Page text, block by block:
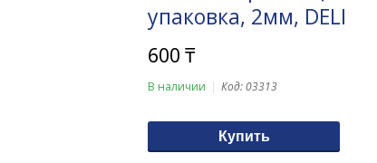
упаковка, 2мм, DELI
600 ₸
В наличии Код:03313
Купить